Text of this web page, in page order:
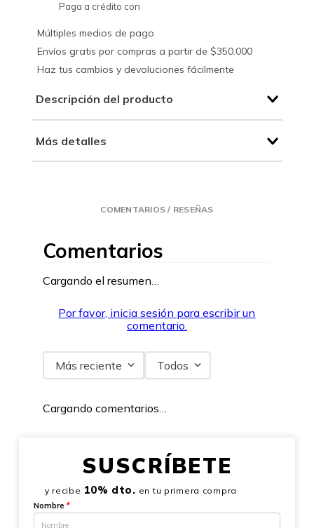
Paga a crédito con
Múltiples medios de pago
Envíos gratis por compras a partir de $350.000
Haz tus cambios y devoluciones fácilmente
Descripción del producto
Más detalles
COMENTARIOS / RESEÑAS
Comentarios
Cargando el resumen…
Por favor, inicia sesión para escribir un
comentario.
Más reciente Todos
Cargando comentarios…
SUSCRÍBETE
y recibe 10% dto. en tu primera compra
Nombre *